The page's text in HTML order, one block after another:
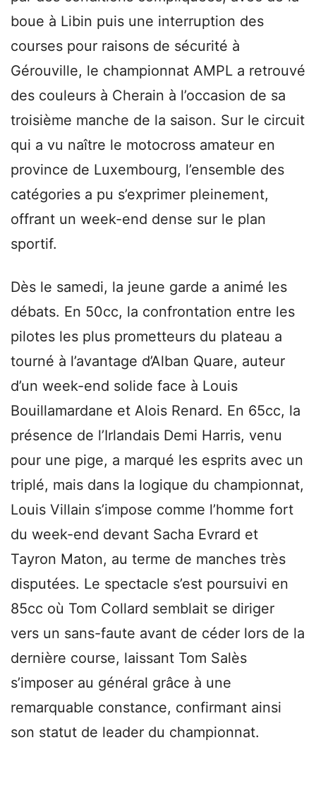
boue à Libin puis une interruption des
courses pour raisons de sécurité à
Gérouville, le championnat AMPL a retrouvé
des couleurs à Cherain à l’occasion de sa
troisième manche de la saison. Sur le circuit
qui a vu naître le motocross amateur en
province de Luxembourg, l’ensemble des
catégories a pu s’exprimer pleinement,
offrant un week-end dense sur le plan
sportif.
Dès le samedi, la jeune garde a animé les
débats. En 50cc, la confrontation entre les
pilotes les plus prometteurs du plateau a
tourné à l’avantage d’Alban Quare, auteur
d’un week-end solide face à Louis
Bouillamardane et Alois Renard. En 65cc, la
présence de l’Irlandais Demi Harris, venu
pour une pige, a marqué les esprits avec un
triplé, mais dans la logique du championnat,
Louis Villain s’impose comme l’homme fort
du week-end devant Sacha Evrard et
Tayron Maton, au terme de manches très
disputées. Le spectacle s’est poursuivi en
85cc où Tom Collard semblait se diriger
vers un sans-faute avant de céder lors de la
dernière course, laissant Tom Salès
s’imposer au général grâce à une
remarquable constance, confirmant ainsi
son statut de leader du championnat.